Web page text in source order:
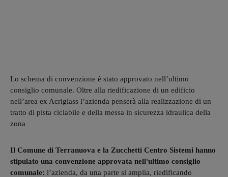
Lo schema di convenzione è stato approvato nell’ultimo
consiglio comunale. Oltre alla riedificazione di un edificio
nell’area ex Acriglass l’azienda penserà alla realizzazione di un
tratto di pista ciclabile e della messa in sicurezza idraulica della
zona
Il Comune di Terranuova e la Zucchetti Centro Sistemi hanno
stipulato una convenzione approvata nell'ultimo consiglio
comunale: l’azienda, da una parte si amplia, riedificando